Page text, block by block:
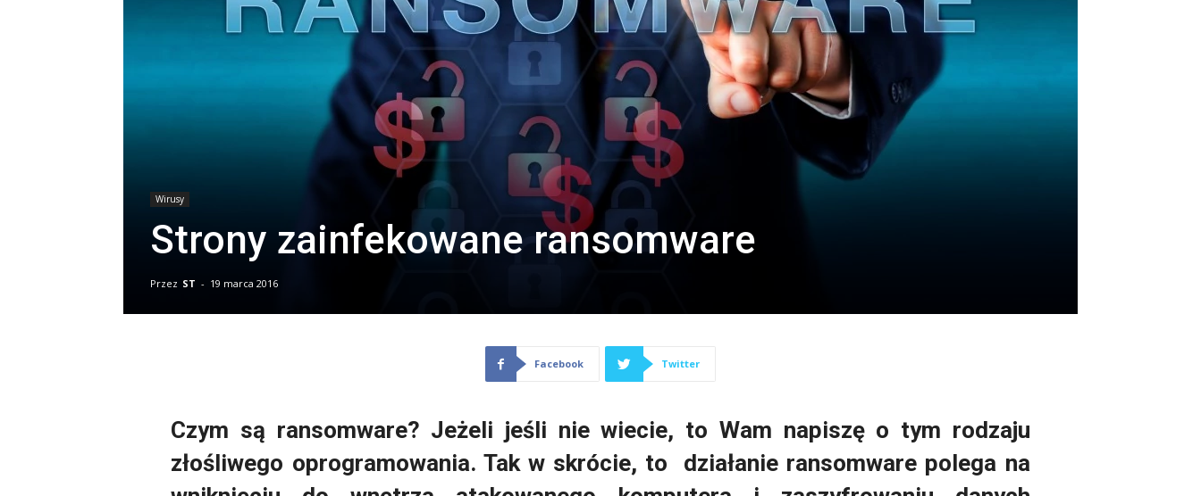
Wirusy
Strony zainfekowane ransomware
Przez ST - 19 marca 2016
Facebook Twitter
Czym są ransomware? Jeżeli jeśli nie wiecie, to Wam napiszę o tym rodzaju
złośliwego oprogramowania. Tak w skrócie, to działanie ransomware polega na